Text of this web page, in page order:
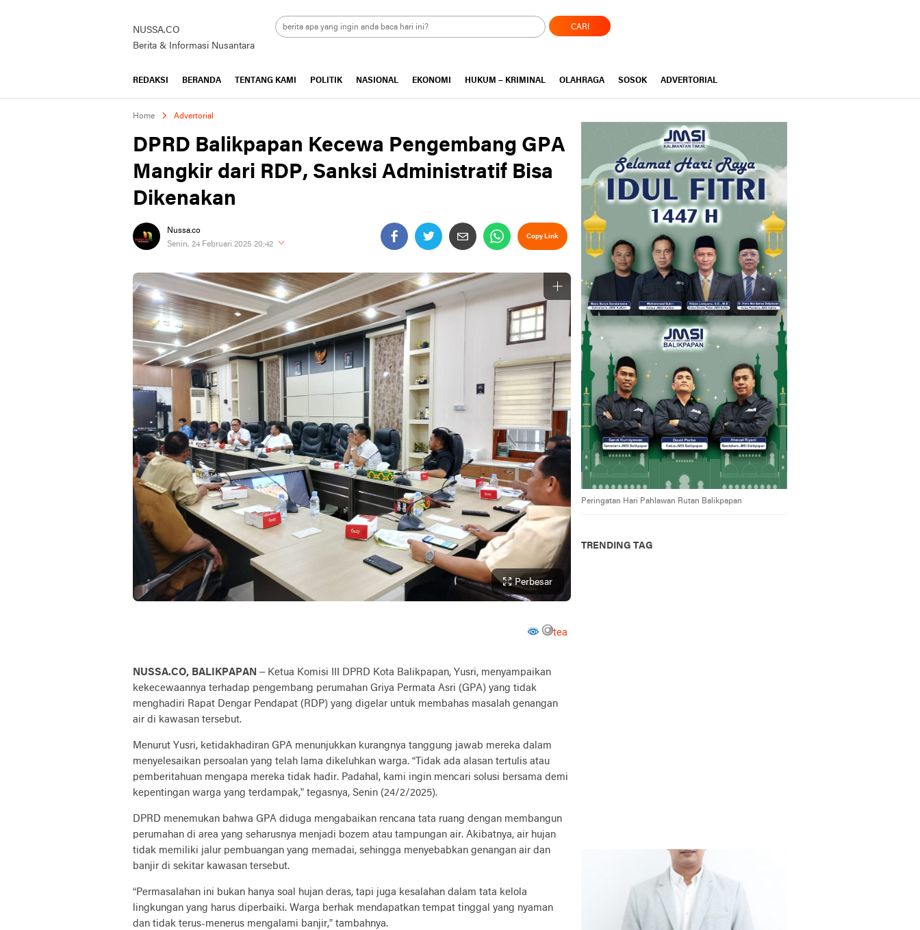
NUSSA.CO
Berita & Informasi Nusantara
CARI
REDAKSI BERANDA TENTANG KAMI POLITIK NASIONAL EKONOMI HUKUM – KRIMINAL OLAHRAGA SOSOK ADVERTORIAL
Home Advertorial
DPRD Balikpapan Kecewa Pengembang GPA
Mangkir dari RDP, Sanksi Administratif Bisa
Dikenakan
Nussa.co
Senin, 24 Februari 2025 20:42
Copy Link
Perbesar
tea
NUSSA.CO, BALIKPAPAN – Ketua Komisi III DPRD Kota Balikpapan, Yusri, menyampaikan
kekecewaannya terhadap pengembang perumahan Griya Permata Asri (GPA) yang tidak
menghadiri Rapat Dengar Pendapat (RDP) yang digelar untuk membahas masalah genangan
air di kawasan tersebut.
Menurut Yusri, ketidakhadiran GPA menunjukkan kurangnya tanggung jawab mereka dalam
menyelesaikan persoalan yang telah lama dikeluhkan warga. “Tidak ada alasan tertulis atau
pemberitahuan mengapa mereka tidak hadir. Padahal, kami ingin mencari solusi bersama demi
kepentingan warga yang terdampak,” tegasnya, Senin (24/2/2025).
DPRD menemukan bahwa GPA diduga mengabaikan rencana tata ruang dengan membangun
perumahan di area yang seharusnya menjadi bozem atau tampungan air. Akibatnya, air hujan
tidak memiliki jalur pembuangan yang memadai, sehingga menyebabkan genangan air dan
banjir di sekitar kawasan tersebut.
“Permasalahan ini bukan hanya soal hujan deras, tapi juga kesalahan dalam tata kelola
lingkungan yang harus diperbaiki. Warga berhak mendapatkan tempat tinggal yang nyaman
dan tidak terus-menerus mengalami banjir,” tambahnya.
Peringatan Hari Pahlawan Rutan Balikpapan
TRENDING TAG